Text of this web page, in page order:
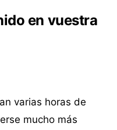
en vuestra
varias horas de
mucho más